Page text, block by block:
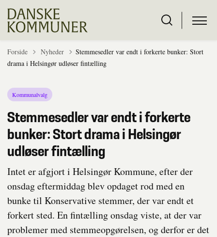
Forside Tilbage til
Nyheder
Stemmesedler var endt i forkerte bunker: Stort
drama i Helsingør udløser fintælling
Kommunalvalg
Stemmesedler var endt i forkerte
bunker: Stort drama i Helsingør
udløser fintælling
Intet er afgjort i Helsingør Kommune, efter der
onsdag eftermiddag blev opdaget rod med en
bunke til Konservative stemmer, der var endt et
forkert sted. En fintælling onsdag viste, at der var
problemer med stemmeopgørelsen, og derfor er det